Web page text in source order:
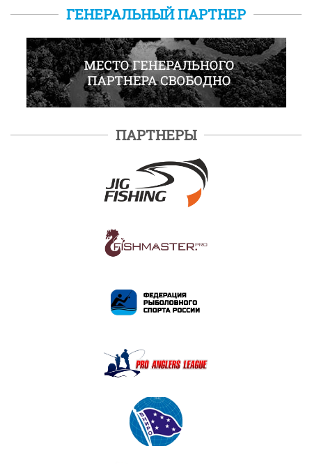
ГЕНЕРАЛЬНЫЙ ПАРТНЕР
ПАРТНЕРЫ
ПОДРОБНЕЕ
ПОДРОБНЕЕ
ПОДРОБНЕЕ
ПОДРОБНЕЕ
ПОДРОБНЕЕ